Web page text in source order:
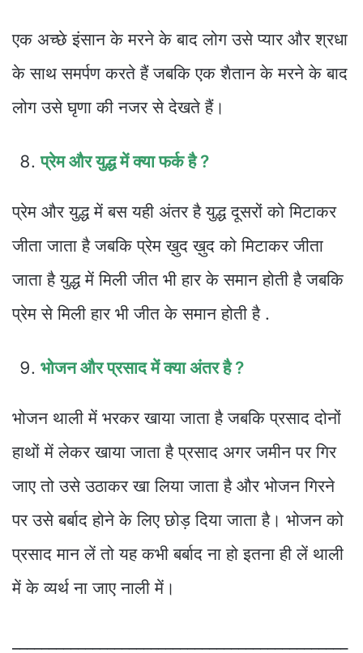
एक अच्छे इंसान के मरने के बाद लोग उसे प्यार और श्रधा
के साथ समर्पण करते हैं जबकि एक शैतान के मरने के बाद
लोग उसे घृणा की नजर से देखते हैं।
प्रेम और युद्ध में क्या फर्क है ?
प्रेम और युद्ध में बस यही अंतर है युद्ध दूसरों को मिटाकर
जीता जाता है जबकि प्रेम ख़ुद ख़ुद को मिटाकर जीता
जाता है युद्ध में मिली जीत भी हार के समान होती है जबकि
प्रेम से मिली हार भी जीत के समान होती है .
भोजन और प्रसाद में क्या अंतर है ?
भोजन थाली में भरकर खाया जाता है जबकि प्रसाद दोनों
हाथों में लेकर खाया जाता है प्रसाद अगर जमीन पर गिर
जाए तो उसे उठाकर खा लिया जाता है और भोजन गिरने
पर उसे बर्बाद होने के लिए छोड़ दिया जाता है। भोजन को
प्रसाद मान लें तो यह कभी बर्बाद ना हो इतना ही लें थाली
में के व्यर्थ ना जाए नाली में।